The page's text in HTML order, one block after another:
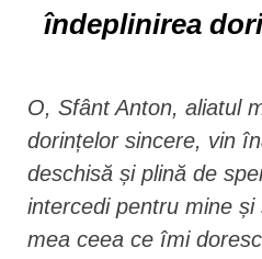
îndeplinirea
O, Sfânt Anton, aliatul
dorințelor sincere, vin
deschisă și plină de
intercedi pentru mine
mea ceea ce îmi